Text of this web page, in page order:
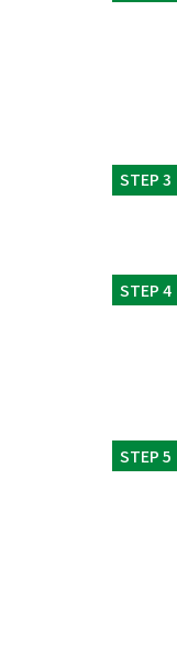
STEP 3
STEP 4
STEP 5